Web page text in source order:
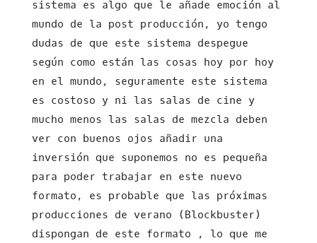
sistema es algo que le añade emoción al
mundo de la post producción, yo tengo
dudas de que este sistema despegue
según como están las cosas hoy por hoy
en el mundo, seguramente este sistema
es costoso y ni las salas de cine y
mucho menos las salas de mezcla deben
ver con buenos ojos añadir una
inversión que suponemos no es pequeña
para poder trabajar en este nuevo
formato, es probable que las próximas
producciones de verano (Blockbuster)
dispongan de este formato , lo que me